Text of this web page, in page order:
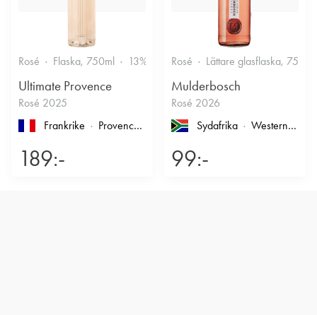
Rosé Flaska, 750ml 13% Friskt & Bärigt
Ultimate Provence
Rosé 2025
Frankrike
Provence , Côtes de Provence
189:-
Rosé Lättare glasflaska, 750ml
Mulderbosch
Rosé 2026
Sydafrika
Western Cape
99:-